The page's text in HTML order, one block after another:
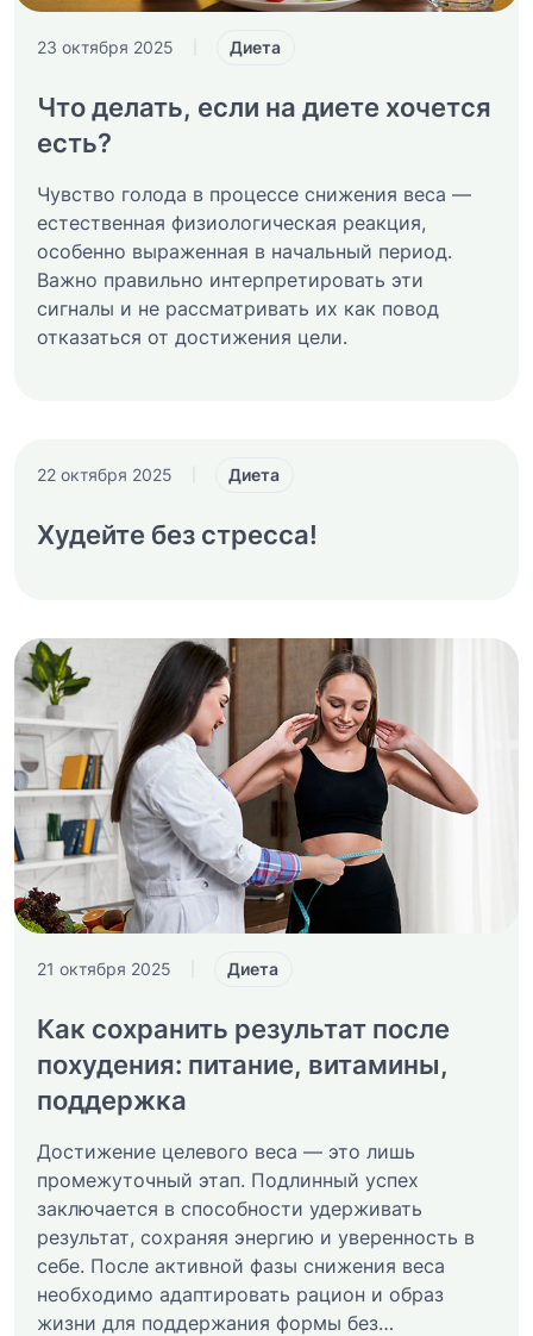
23 октября 2025 Диета
Что делать, если на диете хочется
есть?
Чувство голода в процессе снижения веса —
естественная физиологическая реакция,
особенно выраженная в начальный период.
Важно правильно интерпретировать эти
сигналы и не рассматривать их как повод
отказаться от достижения цели.
22 октября 2025 Диета
Худейте без стресса!
21 октября 2025 Диета
Как сохранить результат после
похудения: питание, витамины,
поддержка
Достижение целевого веса — это лишь
промежуточный этап. Подлинный успех
заключается в способности удерживать
результат, сохраняя энергию и уверенность в
себе. После активной фазы снижения веса
необходимо адаптировать рацион и образ
жизни для поддержания формы без